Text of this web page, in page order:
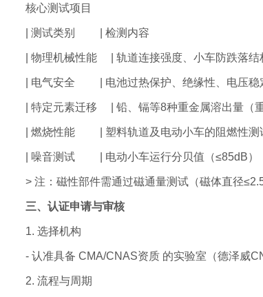
核心测试项目
| 测试类别 | 检测内容
| 物理机械性能 | 轨道连接强度、小车防跌落
| 电气安全 | 电池过热保护、绝缘性、电压稳
| 特定元素迁移 | 铅、镉等8种重金属溶出量（
| 燃烧性能 | 塑料轨道及电动小车的阻燃性测
| 噪音测试 | 电动小车运行分贝值（≤85dB）
> 注：磁性部件需通过磁通量测试（磁体直径
三、认证申请与审核
1. 选择机构
- 认准具备 CMA/CNAS资质 的实验室（德泽威
2. 流程与周期